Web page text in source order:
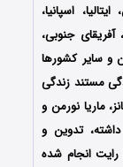
اسپانیا،
جنوبی،
و سایر کشورها
مستند زندگی
ماریا نورمن و
تدوین و
انجام شده